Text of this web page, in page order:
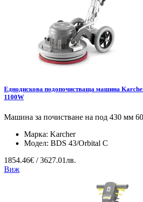
Еднодискова подопочистваща машина
1100W
Машина за почистване на под 430 мм
Марка: Karcher
Модел: BDS 43/Orbital C
1854.46€ / 3627.01лв.
Виж